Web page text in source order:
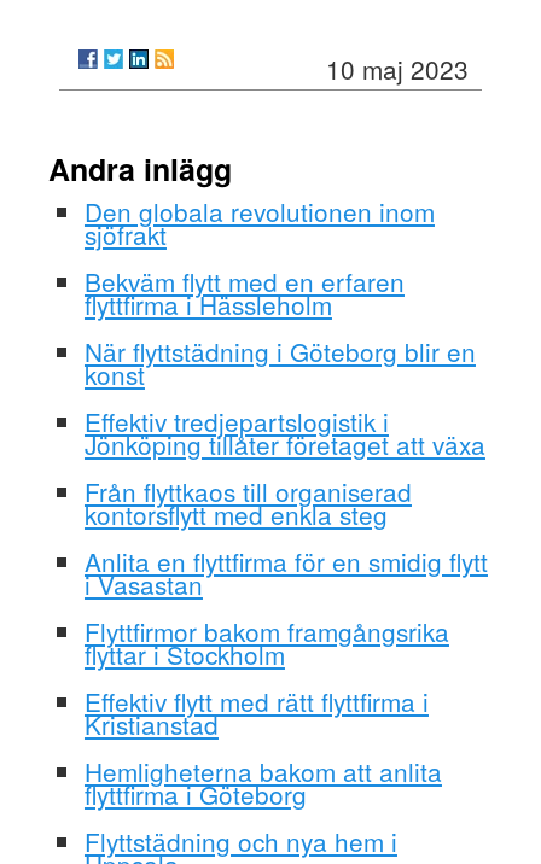
10 maj 2023
Andra inlägg
Den globala revolutionen inom
sjöfrakt
Bekväm flytt med en erfaren
flyttfirma i Hässleholm
När flyttstädning i Göteborg blir en
konst
Effektiv tredjepartslogistik i
Jönköping tillåter företaget att växa
Från flyttkaos till organiserad
kontorsflytt med enkla steg
Anlita en flyttfirma för en smidig flytt
i Vasastan
Flyttfirmor bakom framgångsrika
flyttar i Stockholm
Effektiv flytt med rätt flyttfirma i
Kristianstad
Hemligheterna bakom att anlita
flyttfirma i Göteborg
Flyttstädning och nya hem i